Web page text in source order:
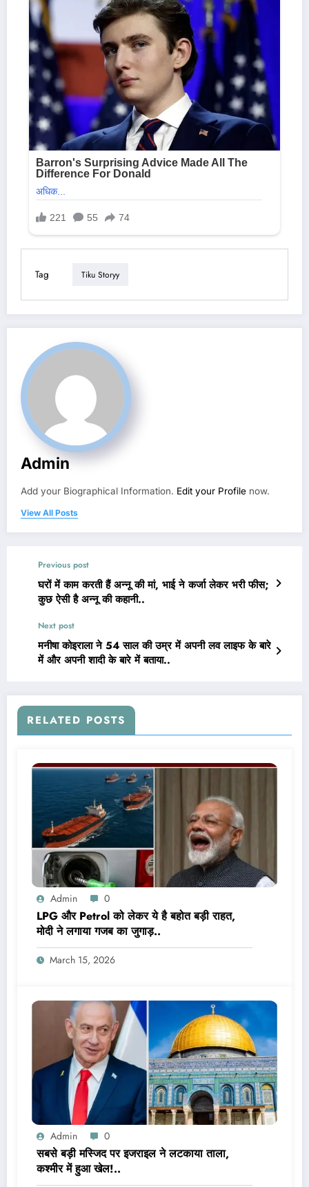
Tag Tiku Storyy
Admin
Add your Biographical Information. Edit your Profile now.
View All Posts
Previous post
घरों में काम करती हैं अन्नू की मां, भाई ने कर्जा लेकर भरी फीस;
कुछ ऐसी है अन्नू की कहानी..
Next post
मनीषा कोइराला ने 54 साल की उम्र में अपनी लव लाइफ के बारे
में और अपनी शादी के बारे में बताया..
RELATED POSTS
Admin 0
LPG और Petrol को लेकर ये है बहोत बड़ी राहत,
मोदी ने लगाया गजब का जुगाड़..
March 15, 2026
Admin 0
सबसे बड़ी मस्जिद पर इजराइल ने लटकाया ताला,
कश्मीर में हुआ खेल!..